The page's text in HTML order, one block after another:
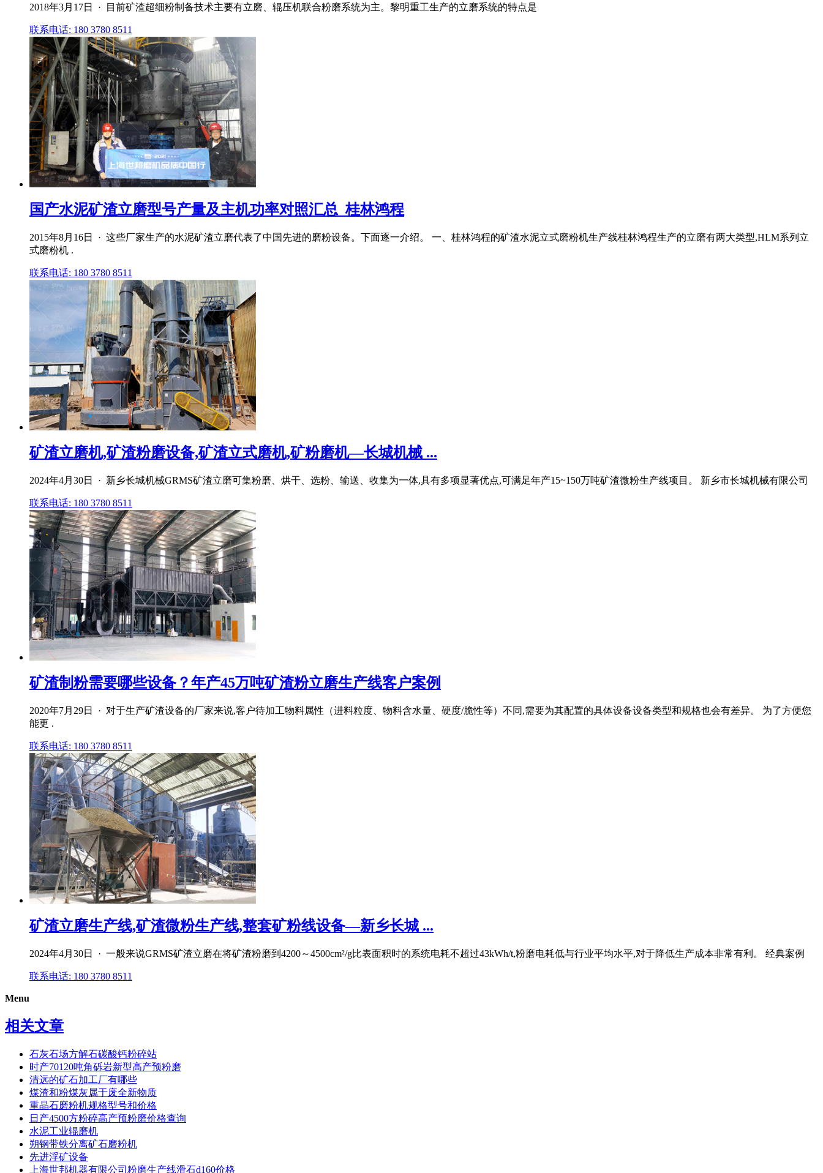
2018年3月17日 · 目前矿渣超细粉制备技术主要有立磨、辊压机联合粉磨系统为主。黎明重工生产的立磨系统的特点是
联系电话: 180 3780 8511
国产水泥矿渣立磨型号产量及主机功率对照汇总_桂林鸿程
2015年8月16日 · 这些厂家生产的水泥矿渣立磨代表了中国先进的磨粉设备。下面逐一介绍。 一、桂林鸿程的矿渣水泥立式磨粉机生产线桂林鸿程生产的立磨有两大类型,HLM系列立
式磨粉机 .
联系电话: 180 3780 8511
矿渣立磨机,矿渣粉磨设备,矿渣立式磨机,矿粉磨机—长城机械 ...
2024年4月30日 · 新乡长城机械GRMS矿渣立磨可集粉磨、烘干、选粉、输送、收集为一体,具有多项显著优点,可满足年产15~150万吨矿渣微粉生产线项目。 新乡市长城机械有限公司
联系电话: 180 3780 8511
矿渣制粉需要哪些设备？年产45万吨矿渣粉立磨生产线客户案例
2020年7月29日 · 对于生产矿渣设备的厂家来说,客户待加工物料属性（进料粒度、物料含水量、硬度/脆性等）不同,需要为其配置的具体设备设备类型和规格也会有差异。 为了方便您
能更 .
联系电话: 180 3780 8511
矿渣立磨生产线,矿渣微粉生产线,整套矿粉线设备—新乡长城 ...
2024年4月30日 · 一般来说GRMS矿渣立磨在将矿渣粉磨到4200～4500cm²/g比表面积时的系统电耗不超过43kWh/t,粉磨电耗低与行业平均水平,对于降低生产成本非常有利。 经典案例
联系电话: 180 3780 8511
Menu
相关文章
石灰石场方解石碳酸钙粉碎站
时产70120吨角砾岩新型高产预粉磨
清远的矿石加工厂有哪些
煤渣和粉煤灰属于废全新物质
重晶石磨粉机规格型号和价格
日产4500方粉碎高产预粉磨价格查询
水泥工业辊磨机
朔钢带铁分离矿石磨粉机
先进浮矿设备
上海世邦机器有限公司粉磨生产线滑石d160价格